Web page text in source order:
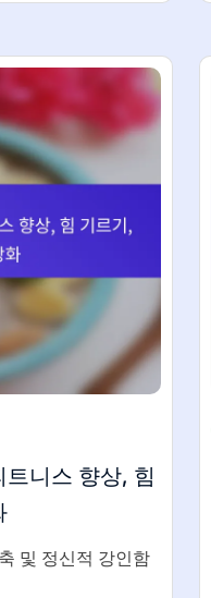
니스 향상, 힘
및 정신적 강인함